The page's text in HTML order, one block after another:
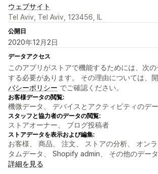
ウェブサイト
Tel Aviv, Tel Aviv, 123456, IL
公開日
2020年12月2日
データアクセス
このアプリがストアで機能するためには、次
する必要があります。 その理由については、
バシーポリシー でご確認ください。
お客様データの閲覧:
機微データ、 デバイスとアクティビティのデ
スタッフと協力者のデータの閲覧:
ストアオーナー、 ブログ投稿者
ストアデータを表示および編集:
お客様、 商品、 注文、 ストアの分析、 オン
タムデータ、 Shopify admin、 その他のデータ
詳細を見る